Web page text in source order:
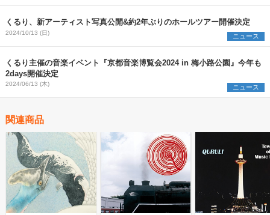
くるり、新アーティスト写真公開&約2年ぶりのホールツアー開催決定
2024/10/13 (日) ニュース
くるり主催の音楽イベント『京都音楽博覧会2024 in 梅小路公園』今年も
2days開催決定
2024/06/13 (木) ニュース
関連商品